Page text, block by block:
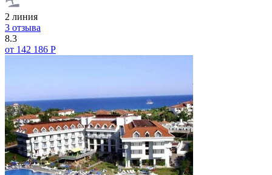
2 линия
3 отзыва
8.3
от 142 186 Р